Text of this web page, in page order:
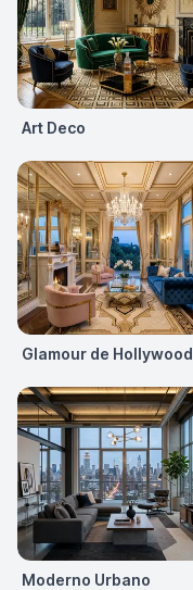
Art Deco
Glamour de Hollywood
Moderno Urbano